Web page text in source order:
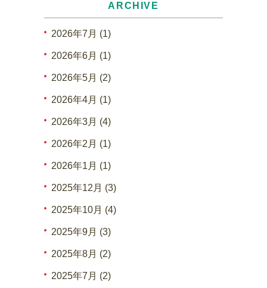
ARCHIVE
2026年7月 (1)
2026年6月 (1)
2026年5月 (2)
2026年4月 (1)
2026年3月 (4)
2026年2月 (1)
2026年1月 (1)
2025年12月 (3)
2025年10月 (4)
2025年9月 (3)
2025年8月 (2)
2025年7月 (2)